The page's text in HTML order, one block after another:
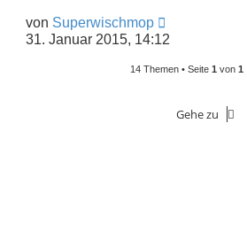
von Superwischmop
31. Januar 2015, 14:12
14 Themen • Seite 1 von 1
Gehe zu